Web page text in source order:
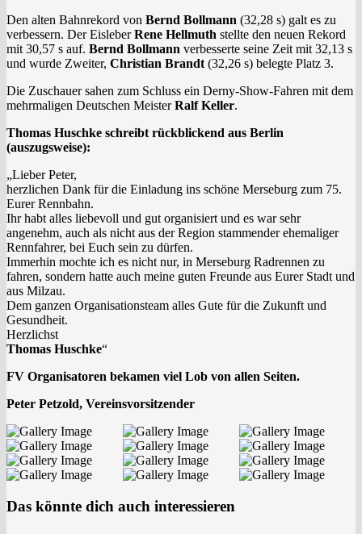
Den alten Bahnrekord von Bernd Bollmann (32,28 s) galt es zu
verbessern. Der EisleberRene Hellmuth stellte den neuen Rekord
mit 30,57 s auf. Bernd Bollmann verbesserte seine Zeit mit 32,13 s
und wurde Zweiter, Christian Brandt (32,26 s) belegte Platz 3.
Die Zuschauer sahen zum Schluss ein Derny-Show-Fahren mit dem
mehrmaligen Deutschen MeisterRalf Keller.
Thomas Huschke schreibt rückblickend aus Berlin
(auszugsweise):
„Lieber Peter,
herzlichen Dank für die Einladung ins schöne Merseburg zum 75.
Eurer Rennbahn.
Ihr habt alles liebevoll und gut organisiert und es war sehr
angenehm, auch als nicht aus der Region stammender ehemaliger
Rennfahrer, bei Euch sein zu dürfen.
Immerhin mochte ich es nicht nur, in Merseburg Radrennen zu
fahren, sondern hatte auch meine guten Freunde aus Eurer Stadt und
aus Milzau.
Dem ganzen Organisationsteam alles Gute für die Zukunft und
Gesundheit.
Herzlichst
Thomas Huschke“
FV Organisatoren bekamen viel Lob von allen Seiten.
Peter Petzold, Vereinsvorsitzender
Das könnte dich auch interessieren